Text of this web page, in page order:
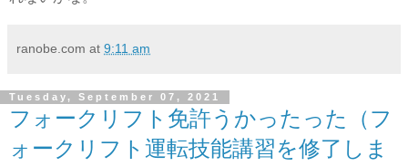
ranobe.com at 9:11 am
Tuesday, September 07, 2021
フォークリフト免許うかったった（フ
ォークリフト運転技能講習を修了しま